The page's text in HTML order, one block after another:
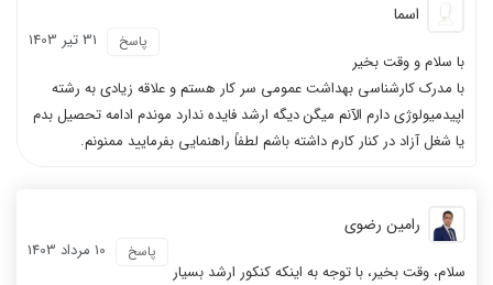
اسما
31 تیر 1403 پاسخ
با سلام و وقت بخیر
با مدرک کارشناسی بهداشت عمومی سر کار هستم و علاقه زیادی به رشته
اپیدمیولوژی دارم الآنم میگن دیگه ارشد فایده ندارد موندم ادامه تحصیل بدم
یا شغل آزاد در کنار کارم داشته باشم لطفاً راهنمایی بفرمایید ممنونم.
رامین رضوی
10 مرداد 1403 پاسخ
سلام، وقت بخیر، با توجه به اینکه کنکور ارشد بسیار